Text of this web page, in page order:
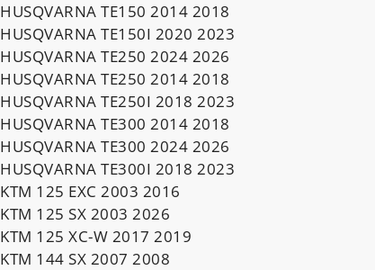
HUSQVARNA TE150 2014 2018
HUSQVARNA TE150I 2020 2023
HUSQVARNA TE250 2024 2026
HUSQVARNA TE250 2014 2018
HUSQVARNA TE250I 2018 2023
HUSQVARNA TE300 2014 2018
HUSQVARNA TE300 2024 2026
HUSQVARNA TE300I 2018 2023
KTM 125 EXC 2003 2016
KTM 125 SX 2003 2026
KTM 125 XC-W 2017 2019
KTM 144 SX 2007 2008